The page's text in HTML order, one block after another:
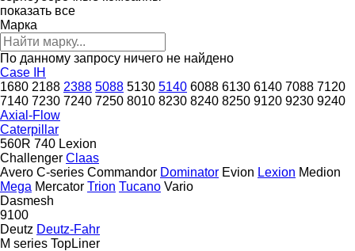
показать все
Марка
По данному запросу ничего не найдено
Case IH
1680 2188 2388 5088 5130 5140 6088 6130 6140 7088 7120
7140 7230 7240 7250 8010 8230 8240 8250 9120 9230 9240
Axial-Flow
Caterpillar
560R 740 Lexion
Challenger Claas
Avero C-series Commandor Dominator Evion Lexion Medion
Mega Mercator Trion Tucano Vario
Dasmesh
9100
Deutz Deutz-Fahr
M series TopLiner